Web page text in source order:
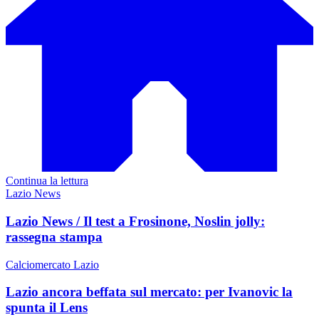
Continua la lettura
Lazio News
Lazio News / Il test a Frosinone, Noslin jolly:
rassegna stampa
Calciomercato Lazio
Lazio ancora beffata sul mercato: per Ivanovic la
spunta il Lens